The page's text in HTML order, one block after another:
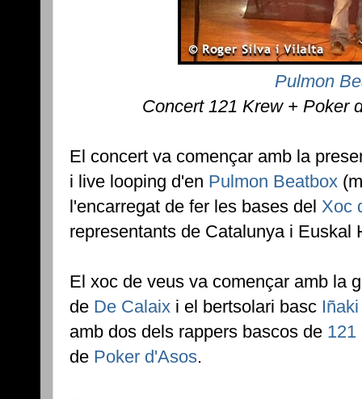
Pulmon
Concert 121 Krew + Poker
El concert va començar amb la
i live looping d'en Pulmon Beatbox
l'encarregat de fer les bases del Xoc
representants de Catalunya i Euskal
El xoc de veus va començar amb la
de De Calaix i el bertsolari basc
amb dos dels rappers bascos de 121
de Poker d'Asos.